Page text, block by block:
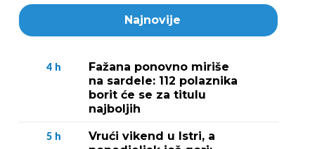
Najnovije
4 h
Fažana ponovno miriše
na sardele: 112 polaznika
borit će se za titulu
najboljih
5 h
Vrući vikend u Istri, a